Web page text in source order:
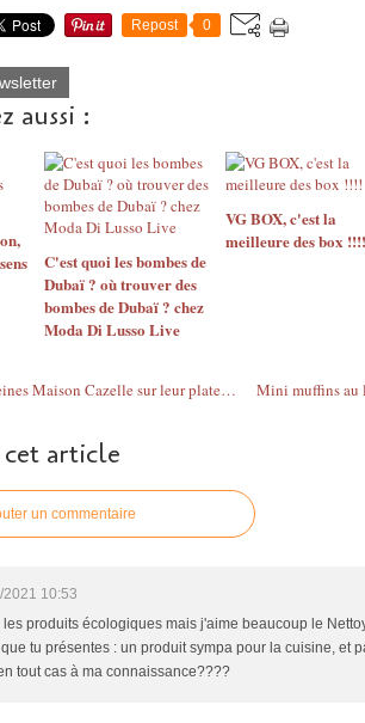
Repost 0
aussi :
C'est quoi les bombes de
Dubaï ? où trouver des
bombes de Dubaï ? chez
Moda Di Lusso Live
VG BOX, c'est la
meilleure des box !!!!
Mes petites madeleines Maison Cazelle sur leur plateau Verre et Couleurs
article
un commentaire
2021 10:53
produits écologiques mais j'aime beaucoup le
tu présentes : un produit sympa pour la cuisine, et
tout cas à ma connaissance????